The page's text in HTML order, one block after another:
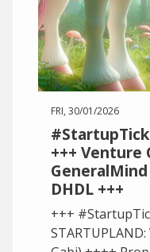
FRI, 30/01/2026
+++ Venture
GeneralMind
DHDL +++
+++